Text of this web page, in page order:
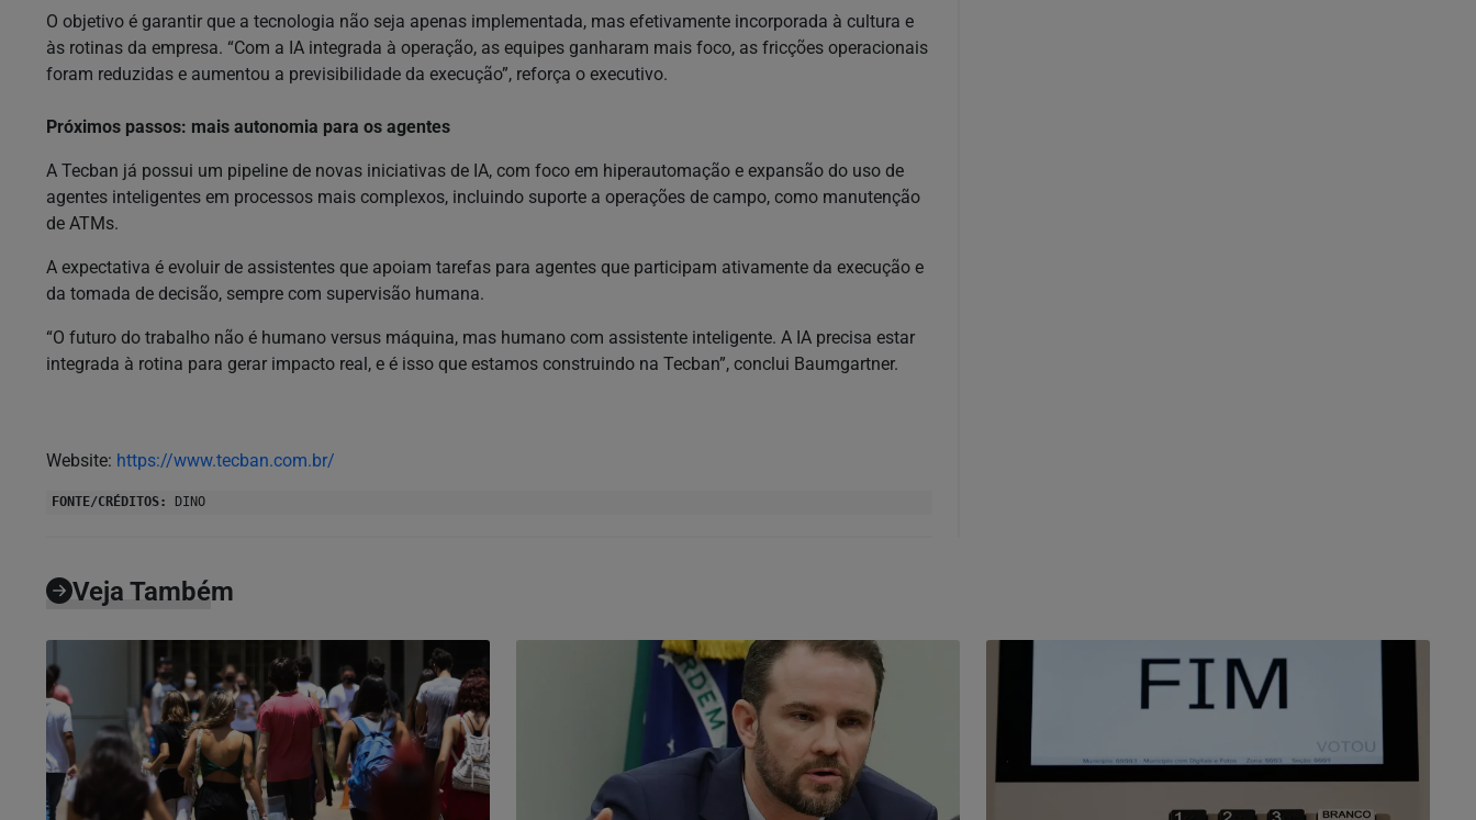
O objetivo é garantir que a tecnologia não seja apenas implementada, mas efetivamente incorporada à cultura e
às rotinas da empresa. “Com a IA integrada à operação, as equipes ganharam mais foco, as fricções operacionais
foram reduzidas e aumentou a previsibilidade da execução”, reforça o executivo.
Próximos passos: mais autonomia para os agentes
A Tecban já possui um pipeline de novas iniciativas de IA, com foco em hiperautomação e expansão do uso de
agentes inteligentes em processos mais complexos, incluindo suporte a operações de campo, como manutenção
de ATMs.
A expectativa é evoluir de assistentes que apoiam tarefas para agentes que participam ativamente da execução e
da tomada de decisão, sempre com supervisão humana.
“O futuro do trabalho não é humano versus máquina, mas humano com assistente inteligente. A IA precisa estar
integrada à rotina para gerar impacto real, e é isso que estamos construindo na Tecban”, conclui Baumgartner.
Website: https://www.tecban.com.br/
FONTE/CRÉDITOS: DINO
Veja Também